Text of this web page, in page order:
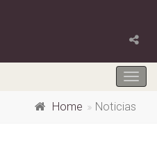
Home Noticias